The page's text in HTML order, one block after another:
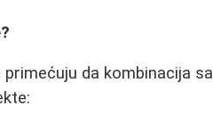
da kombinacija sa